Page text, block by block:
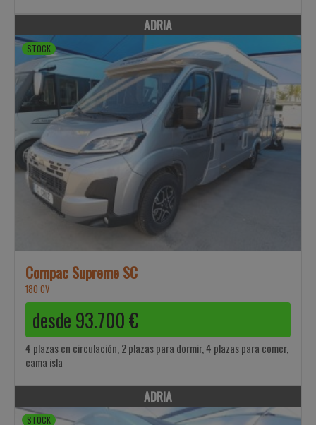
ADRIA
STOCK
Compac Supreme SC
180 CV
desde 93.700€
4 plazas en circulación, 2 plazas para dormir, 4 plazas para comer,
cama isla
ADRIA
STOCK